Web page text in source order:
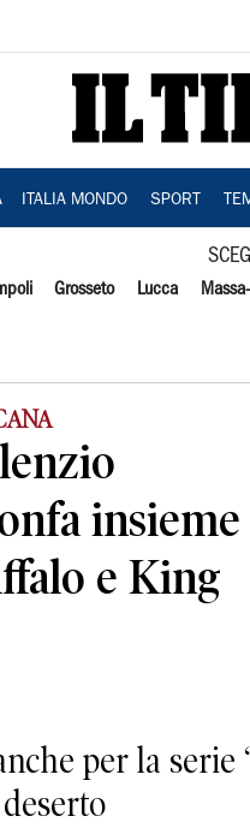
ITALIA MONDO SPORT
Grosseto Lucca
insieme
e King
per la serie